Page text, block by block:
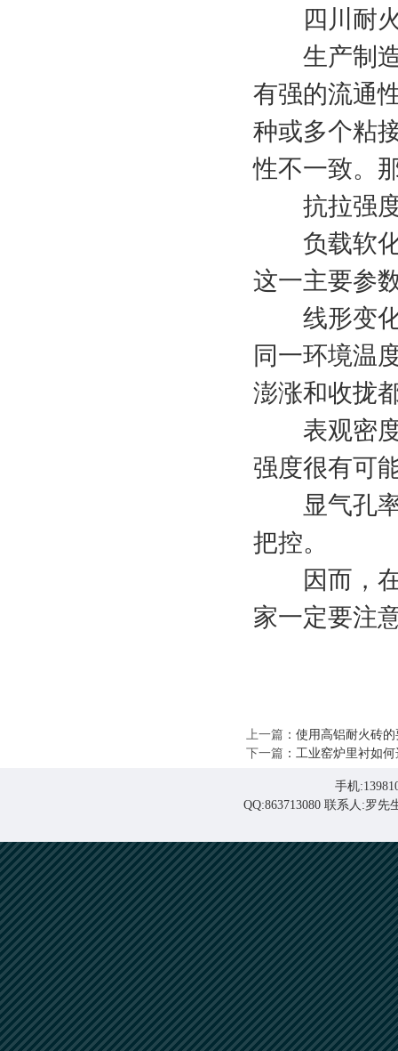
四川耐火
生产制造
有强的流通
种或多个粘
性不一致。
抗拉强度
负载软化
这一主要参
线形变化
同一环境温
澎涨和收拢
表观密度
强度很有可
显气孔率
把控。
因而，在
家一定要注
上一篇 ： 使用高铝耐火砖
下一篇 ： 工业窑炉里衬如
手机
QQ:863713080 联系人:罗